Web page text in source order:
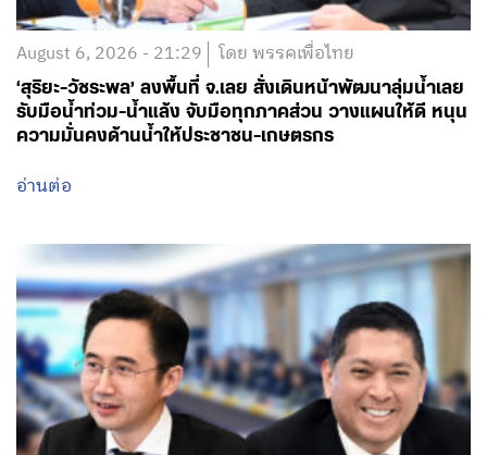
August 6, 2026 - 13:51 โดย พรรคเพื่อไทย
ปลดล็อกการผูกมัดทุนปั้นหัวกะทิของรัฐ! ‘ศ.ดร.ยศชนัน’
ถกบอร์ด พสวท. เล็งพลิกโฉมใหม่ ปลดล็อกผูกมัดระยะ
ยาว-เรียนเมืองนอกใช้ทุนแค่ 1 เท่า-ชูเอานวัตกรรมมาลด
หย่อนเวลาได้ พร้อมจับคู่งานการันตีเรียนจบไม่เคว้ง มุ่ง
ลุ้นดันให้มีผลย้อนหลัง
อ่านต่อ
สำนักงานใหญ่พรรคเพื่อไทย